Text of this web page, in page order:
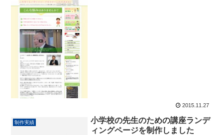
2015.11.27
制作実績
小学校の先生のための講座ランデ
ィングページを制作しました